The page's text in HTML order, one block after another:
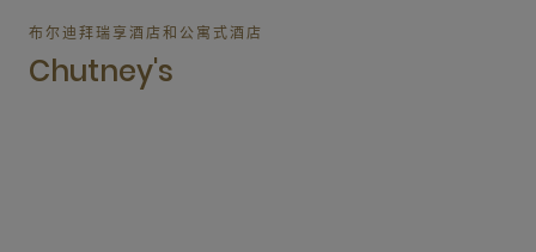
布尔迪拜瑞享酒店和公寓式酒店
Chutney's